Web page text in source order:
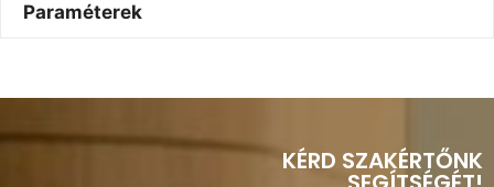
Paraméterek
KÉRD SZAKÉRTŐNK